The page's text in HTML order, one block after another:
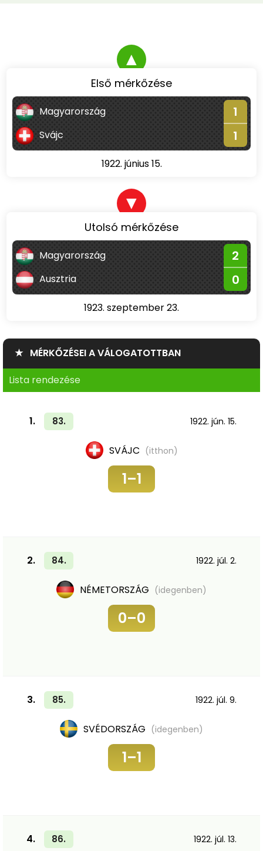
▲
Első mérkőzése
Magyarország 1
Svájc 1
1922. június 15.
▼
Utolsó mérkőzése
Magyarország 2
Ausztria 0
1923. szeptember 23.
★ MÉRKŐZÉSEI A VÁLOGATOTTBAN
Lista rendezése
1. 83. 1922. jún. 15.
SVÁJC (itthon)
1–1
2. 84. 1922. júl. 2.
NÉMETORSZÁG (idegenben)
0–0
3. 85. 1922. júl. 9.
SVÉDORSZÁG (idegenben)
1–1
4. 86. 1922. júl. 13.